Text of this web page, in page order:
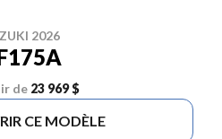
2026
de 23 969 $
CE MODÈLE